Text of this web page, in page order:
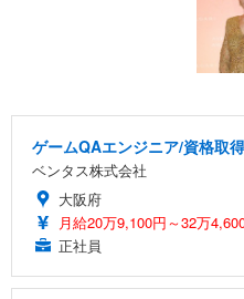
キング pc 事務
ン樹脂ベース 通
(黒網+黒枠+黒足)
SIHOO B100 オ
ュチェア 人間工
￥27,999
能 人間工学 椅子
EIZO ビジネス
イト
￥109,572
回使い捨て 無香
Amazonベーシ
x2袋(84枚) ホワ
￥3,234
ゲームQAエンジニア/資格取
ベンタス株式会社
大阪府
月給20万9,100円～32万
正社員